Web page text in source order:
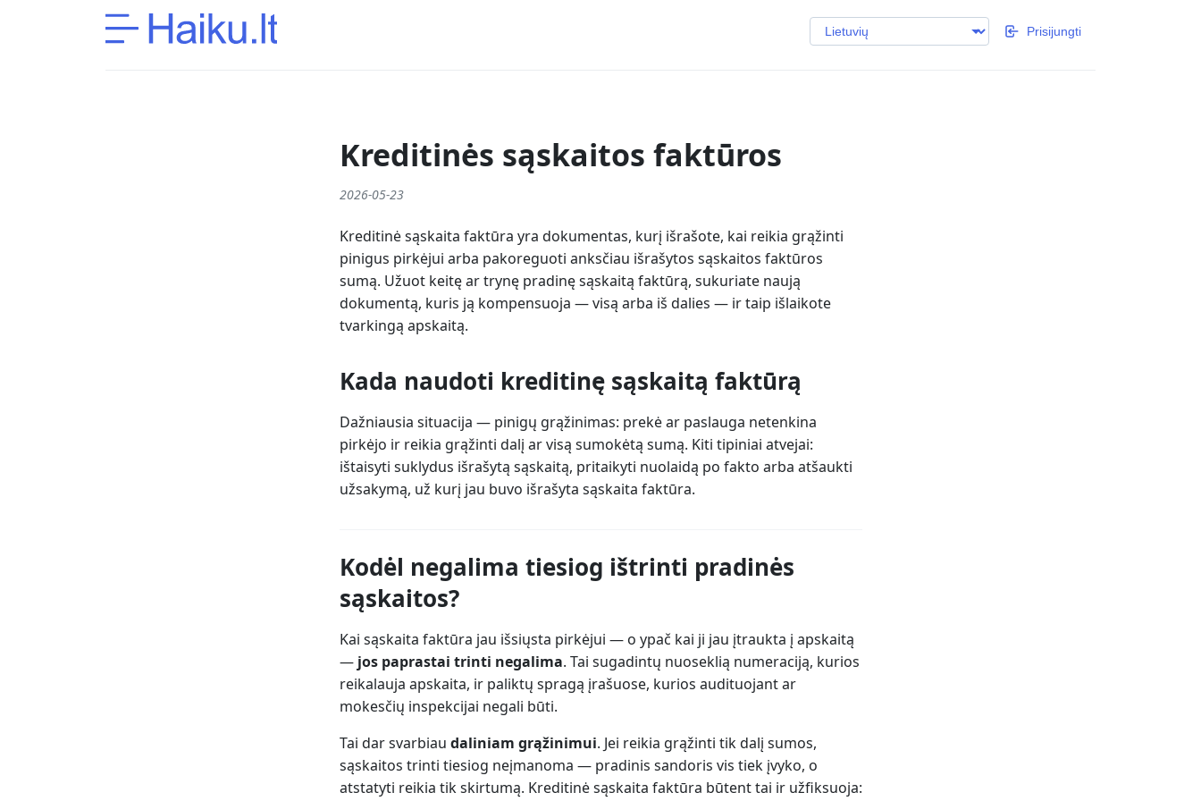
Prisijungti
Kreditinės sąskaitos faktūros
2026-05-23
Kreditinė sąskaita faktūra yra dokumentas, kurį išrašote, kai reikia grąžinti
pinigus pirkėjui arba pakoreguoti anksčiau išrašytos sąskaitos faktūros
sumą. Užuot keitę ar trynę pradinę sąskaitą faktūrą, sukuriate naują
dokumentą, kuris ją kompensuoja — visą arba iš dalies — ir taip išlaikote
tvarkingą apskaitą.
Kada naudoti kreditinę sąskaitą faktūrą
Dažniausia situacija — pinigų grąžinimas: prekė ar paslauga netenkina
pirkėjo ir reikia grąžinti dalį ar visą sumokėtą sumą. Kiti tipiniai atvejai:
ištaisyti suklydus išrašytą sąskaitą, pritaikyti nuolaidą po fakto arba atšaukti
užsakymą, už kurį jau buvo išrašyta sąskaita faktūra.
Kodėl negalima tiesiog ištrinti pradinės
sąskaitos?
Kai sąskaita faktūra jau išsiųsta pirkėjui — o ypač kai ji jau įtraukta į apskaitą
— jos paprastai trinti negalima. Tai sugadintų nuoseklią numeraciją, kurios
reikalauja apskaita, ir paliktų spragą įrašuose, kurios audituojant ar
mokesčių inspekcijai negali būti.
Tai dar svarbiau daliniam grąžinimui. Jei reikia grąžinti tik dalį sumos,
sąskaitos trinti tiesiog neįmanoma — pradinis sandoris vis tiek įvyko, o
atstatyti reikia tik skirtumą. Kreditinė sąskaita faktūra būtent tai ir užfiksuoja: